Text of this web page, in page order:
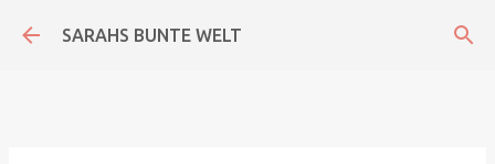
Direkt zum Hauptbereich
SARAHS BUNTE WELT